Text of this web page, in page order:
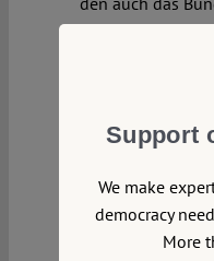
wählen könnte.
Support
We make
democracy
More